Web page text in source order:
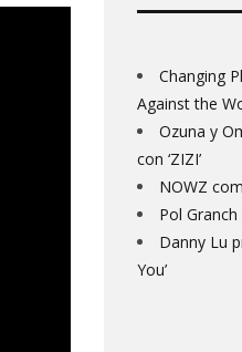
Changing
Against the
Ozuna y
con ‘ZIZI’
NOWZ
Pol Granch
Danny Lu
You’